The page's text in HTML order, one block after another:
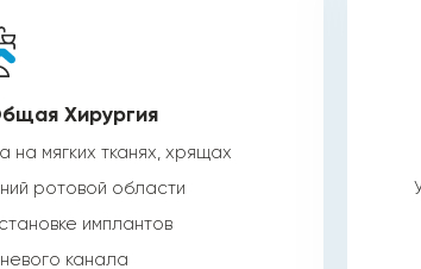
Хирургия
на мягких тканях, хрящах
ротовой области
имплантов
канала